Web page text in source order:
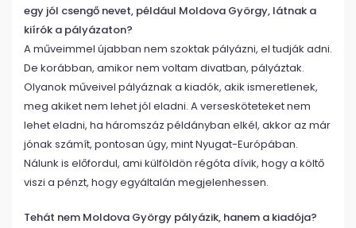
egy jól csengő nevet, például Moldova György, látnak a
kiírók a pályázaton?
A műveimmel újabban nem szoktak pályázni, el tudják adni.
De korábban, amikor nem voltam divatban, pályáztak.
Olyanok műveivel pályáznak a kiadók, akik ismeretlenek,
meg akiket nem lehet jól eladni. A versesköteteket nem
lehet eladni, ha háromszáz példányban elkél, akkor az már
jónak számít, pontosan úgy, mint Nyugat-Európában.
Nálunk is előfordul, ami külföldön régóta dívik, hogy a költő
viszi a pénzt, hogy egyáltalán megjelenhessen.
Tehát nem Moldova György pályázik, hanem a kiadója?